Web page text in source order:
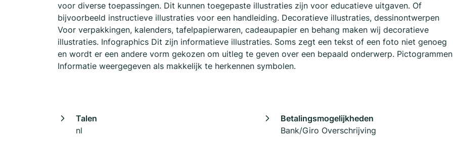
voor diverse toepassingen. Dit kunnen toegepaste illustraties zijn voor educatieve uitgaven. Of
bijvoorbeeld instructieve illustraties voor een handleiding. Decoratieve illustraties, dessinontwerpen
Voor verpakkingen, kalenders, tafelpapierwaren, cadeaupapier en behang maken wij decoratieve
illustraties. Infographics Dit zijn informatieve illustraties. Soms zegt een tekst of een foto niet genoeg
en wordt er een andere vorm gekozen om uitleg te geven over een bepaald onderwerp. Pictogrammen
Informatie weergegeven als makkelijk te herkennen symbolen.
Talen
nl
Betalingsmogelijkheden
Bank/Giro Overschrijving